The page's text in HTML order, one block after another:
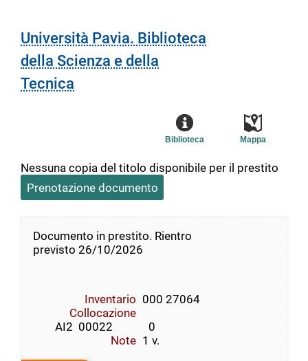
Università Pavia. Biblioteca
della Scienza e della
Tecnica
Mappa
Biblioteca
Nessuna copia del titolo disponibile per il prestito
Prenotazione documento
Documento in prestito. Rientro
previsto 26/10/2026
Inventario 000 27064
Collocazione
        AI2  00022             0
Note 1 v.